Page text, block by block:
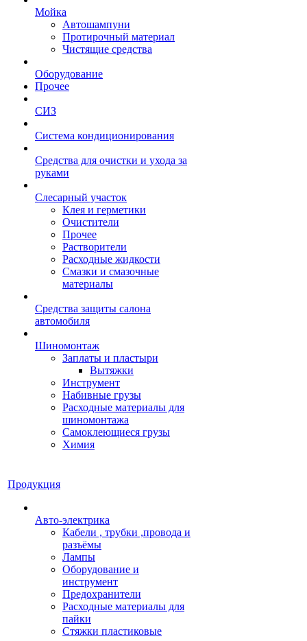
Мойка
Автошампуни
Протирочный материал
Чистящие средства
Оборудование
Прочее
СИЗ
Система кондиционирования
Средства для очистки и ухода за
руками
Слесарный участок
Клея и герметики
Очистители
Прочее
Растворители
Расходные жидкости
Смазки и смазочные
материалы
Средства защиты салона
автомобиля
Шиномонтаж
Заплаты и пластыри
Вытяжки
Инструмент
Набивные грузы
Расходные материалы для
шиномонтажа
Самоклеющиеся грузы
Химия
Продукция
Авто-электрика
Кабели , трубки ,провода и
разъёмы
Лампы
Оборудование и
инструмент
Предохранители
Расходные материалы для
пайки
Стяжки пластиковые